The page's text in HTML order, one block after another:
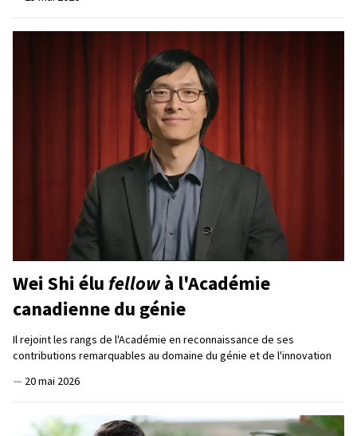
Wei Shi élu fellowà l'Académie
canadienne du génie
Il rejoint les rangs de l'Académie en reconnaissance de ses
contributions remarquables au domaine du génie et de l'innovation
— 20 mai 2026